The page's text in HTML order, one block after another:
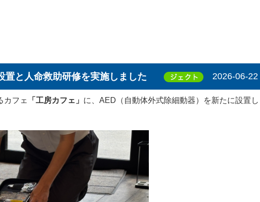
置と人命救助研修を実施しました 2026-06-22
カフェ 「工房カフェ」 に、AED（自動体外式除細動器）を新たに設置